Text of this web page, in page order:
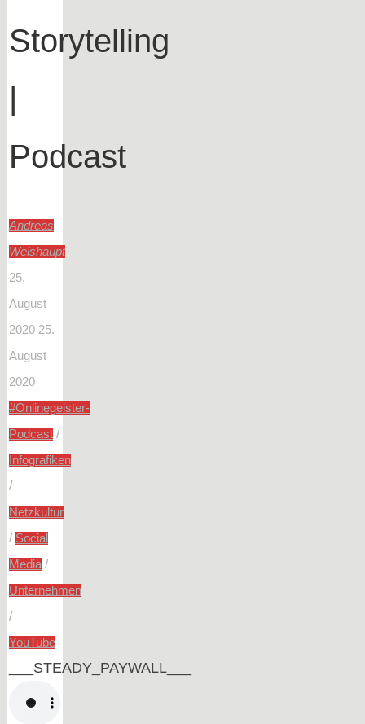
Storytelling
|
Podcast
Andreas
Weishaupt
25.
August
2020 25.
August
2020
#Onlinegeister-
Podcast/
Infografiken
/
Netzkultur
/ Social
Media/
Unternehmen
/
YouTube
___STEADY_PAYWALL___